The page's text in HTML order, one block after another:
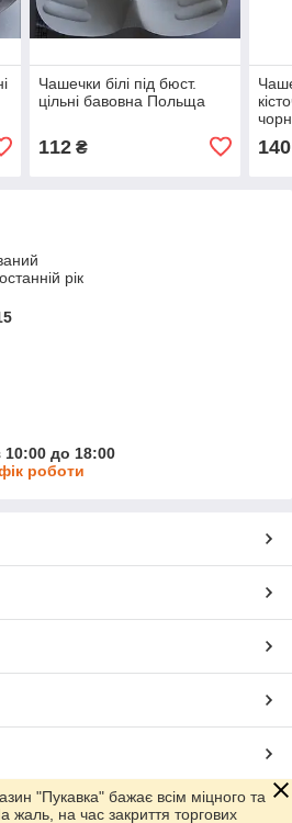
Чашечки білі під бюст.
цільні бавовна Польща
112₴ 140
рік
10:00 до 18:00
роботи
Prom.ua
"Пукавка" бажає всім міцного та
жаль, на час закриття торгових